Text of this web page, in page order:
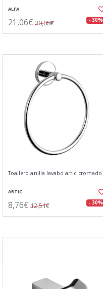
ALFA
21,06€ 30,08€ - 30%
Toallero anilla lavabo artic cromado
ARTIC
8,76€ 12,51€ - 30%